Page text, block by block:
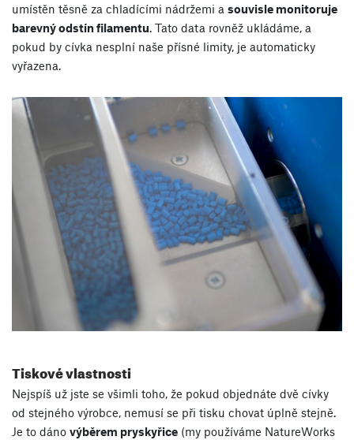
umístěn těsně za chladícími nádržemi a souvisle monitoruje
barevný odstín filamentu. Tato data rovněž ukládáme, a
pokud by cívka nesplní naše přísné limity, je automaticky
vyřazena.
Tiskové vlastnosti
Nejspíš už jste se všimli toho, že pokud objednáte dvě cívky
od stejného výrobce, nemusí se při tisku chovat úplně stejně.
Je to dáno výběrem pryskyřice (my používáme NatureWorks